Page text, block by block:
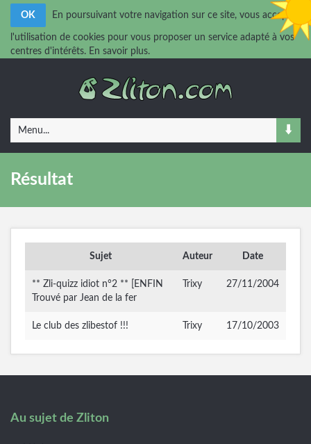
OK En poursuivant votre navigation sur ce site, vous acceptez
l'utilisation de cookies pour vous proposer un service adapté à vos
centres d'intérêts. En savoir plus.
Menu...
Résultat
Sujet Auteur Date
** Zli-quizz idiot n°2 ** [ENFIN
Trouvé par Jean de la fer
Trixy 27/11/2004
Le club des zlibestof !!! Trixy 17/10/2003
Au sujet de Zliton